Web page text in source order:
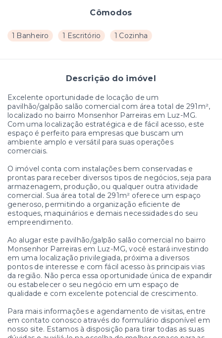
Cômodos
1 Banheiro 1 Escritório 1 Cozinha
Descrição do imóvel
Excelente oportunidade de locação de um
pavilhão/galpão salão comercial com área total de 291m²,
localizado no bairro Monsenhor Parreiras em Luz-MG.
Com uma localização estratégica e de fácil acesso, este
espaço é perfeito para empresas que buscam um
ambiente amplo e versátil para suas operações
comerciais.
O imóvel conta com instalações bem conservadas e
prontas para receber diversos tipos de negócios, seja para
armazenagem, produção, ou qualquer outra atividade
comercial. Sua área total de 291m² oferece um espaço
generoso, permitindo a organização eficiente de
estoques, maquinários e demais necessidades do seu
empreendimento.
Ao alugar este pavilhão/galpão salão comercial no bairro
Monsenhor Parreiras em Luz-MG, você estará investindo
em uma localização privilegiada, próxima a diversos
pontos de interesse e com fácil acesso às principais vias
da região. Não perca essa oportunidade única de expandir
ou estabelecer o seu negócio em um espaço de
qualidade e com excelente potencial de crescimento.
Para mais informações e agendamento de visitas, entre
em contato conosco através do formulário disponível em
nosso site. Estamos à disposição para tirar todas as suas